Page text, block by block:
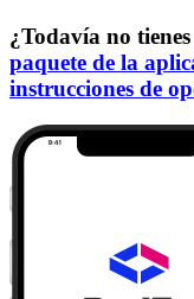
¿Todavía no
paquete de la
instrucciones de